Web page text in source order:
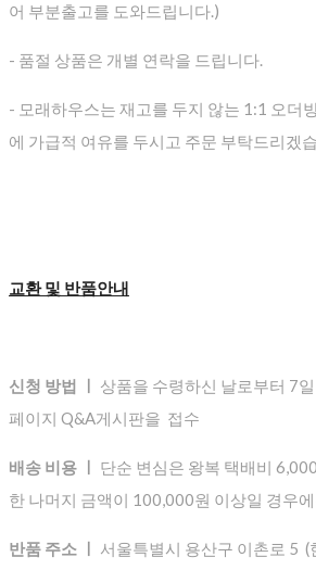
어 부분출고를 도와드립니다.)
- 품절 상품은 개별 연락을 드립니다.
- 모래하우스는 재고를 두지 않는 1:1 오더
에 가급적 여유를 두시고 주문 부탁드리겠
교환 및 반품안내
신청 방법 ㅣ 상품을 수령하신 날로부터 7
페이지 Q&A게시판을 접수
배송 비용 ㅣ
단순 변심은 왕복 택배비
한 나머지 금액이 100,000원 이상일 경우
반품 주소 ㅣ 서울특별시 용산구 이촌로 5 (